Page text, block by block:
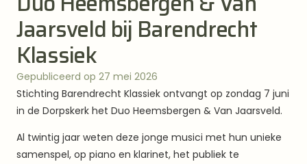
Jaarsveld bij Barendrecht
Klassiek
Gepubliceerd op 27 mei 2026
Stichting Barendrecht Klassiek ontvangt op zondag 7 juni
in de Dorpskerk het Duo Heemsbergen & Van Jaarsveld.
Al twintig jaar weten deze jonge musici met hun unieke
samenspel, op piano en klarinet, het publiek te